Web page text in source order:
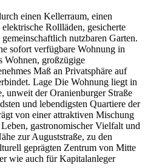
einen Kellerraum, einen
Rollläden, gesicherte
nutzbaren Garten.
sofort verfügbare Wohnung in
Wohnen, großzügige
Maß an Privatsphäre auf
Lage Die Wohnung liegt in
unweit der Oranienburger Straße
und lebendigsten Quartiere der
von einer attraktiven Mischung
gastronomischer Vielfalt und
zur Auguststraße, zu den
geprägten Zentrum von Mitte
wie auch für Kapitalanleger